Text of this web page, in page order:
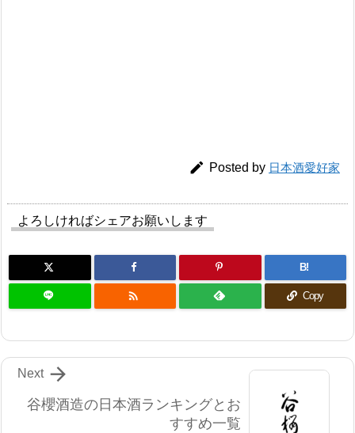
 Posted by 日本酒愛好家
よろしければシェアお願いします
B!
 Copy
谷櫻酒造の日本酒ランキングとお
すすめ一覧

Next